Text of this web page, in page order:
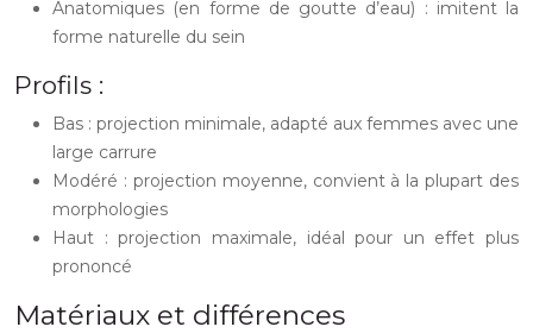
Anatomiques (en forme de goutte d’eau) : imitent la
forme naturelle du sein
Profils :
Bas : projection minimale, adapté aux femmes avec une
large carrure
Modéré : projection moyenne, convient à la plupart des
morphologies
Haut : projection maximale, idéal pour un effet plus
prononcé
Matériaux et différences